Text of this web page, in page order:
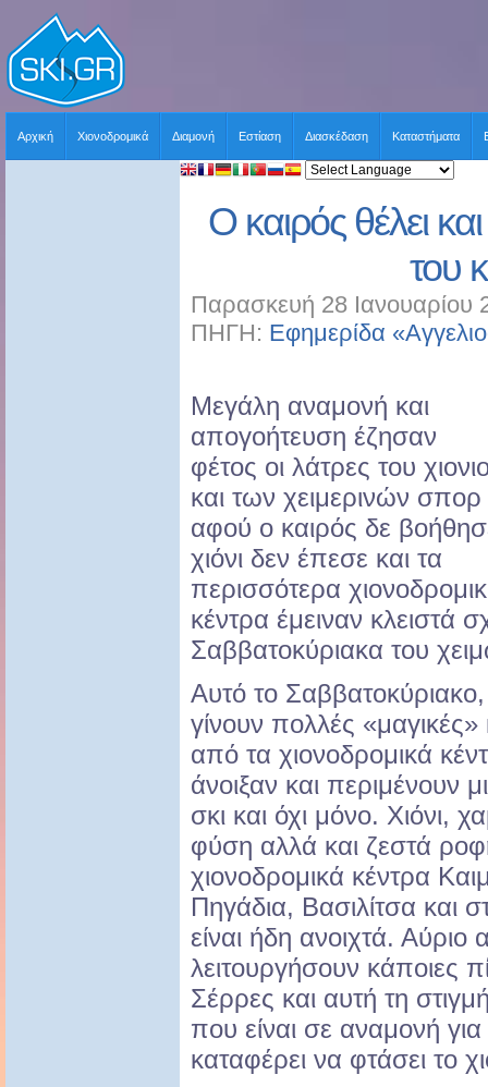
Αρχική Χιονοδρομικά Διαμονή Εστίαση Διασκέδαση Καταστήματα
Ο καιρός θέλει
του
Παρασκευή 28 Ιανουαρίου
ΠΗΓΗ: Εφημερίδα
Μεγάλη αναμονή και
απογοήτευση έζησαν
φέτος οι λάτρες του
και των χειμερινών σπορ
αφού ο καιρός δε
χιόνι δεν έπεσε και τα
περισσότερα
κέντρα έμειναν κλειστά
Σαββατοκύριακα του
Αυτό το
γίνουν πολλές
από τα χιονοδρομικά
άνοιξαν και περιμένουν
σκι και όχι μόνο. Χιόνι,
φύση αλλά και ζεστά
χιονοδρομικά κέντρα
Πηγάδια, Βασιλίτσα και
είναι ήδη ανοιχτά. Αύριο
λειτουργήσουν κάποιες
Σέρρες και αυτή τη
που είναι σε αναμονή
καταφέρει να φτάσει το